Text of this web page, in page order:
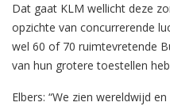
Dat gaat KLM wellicht deze
opzichte van concurrerende
wel 60 of 70 ruimtevretende
van hun grotere toestellen
Elbers: “We zien wereldwijd